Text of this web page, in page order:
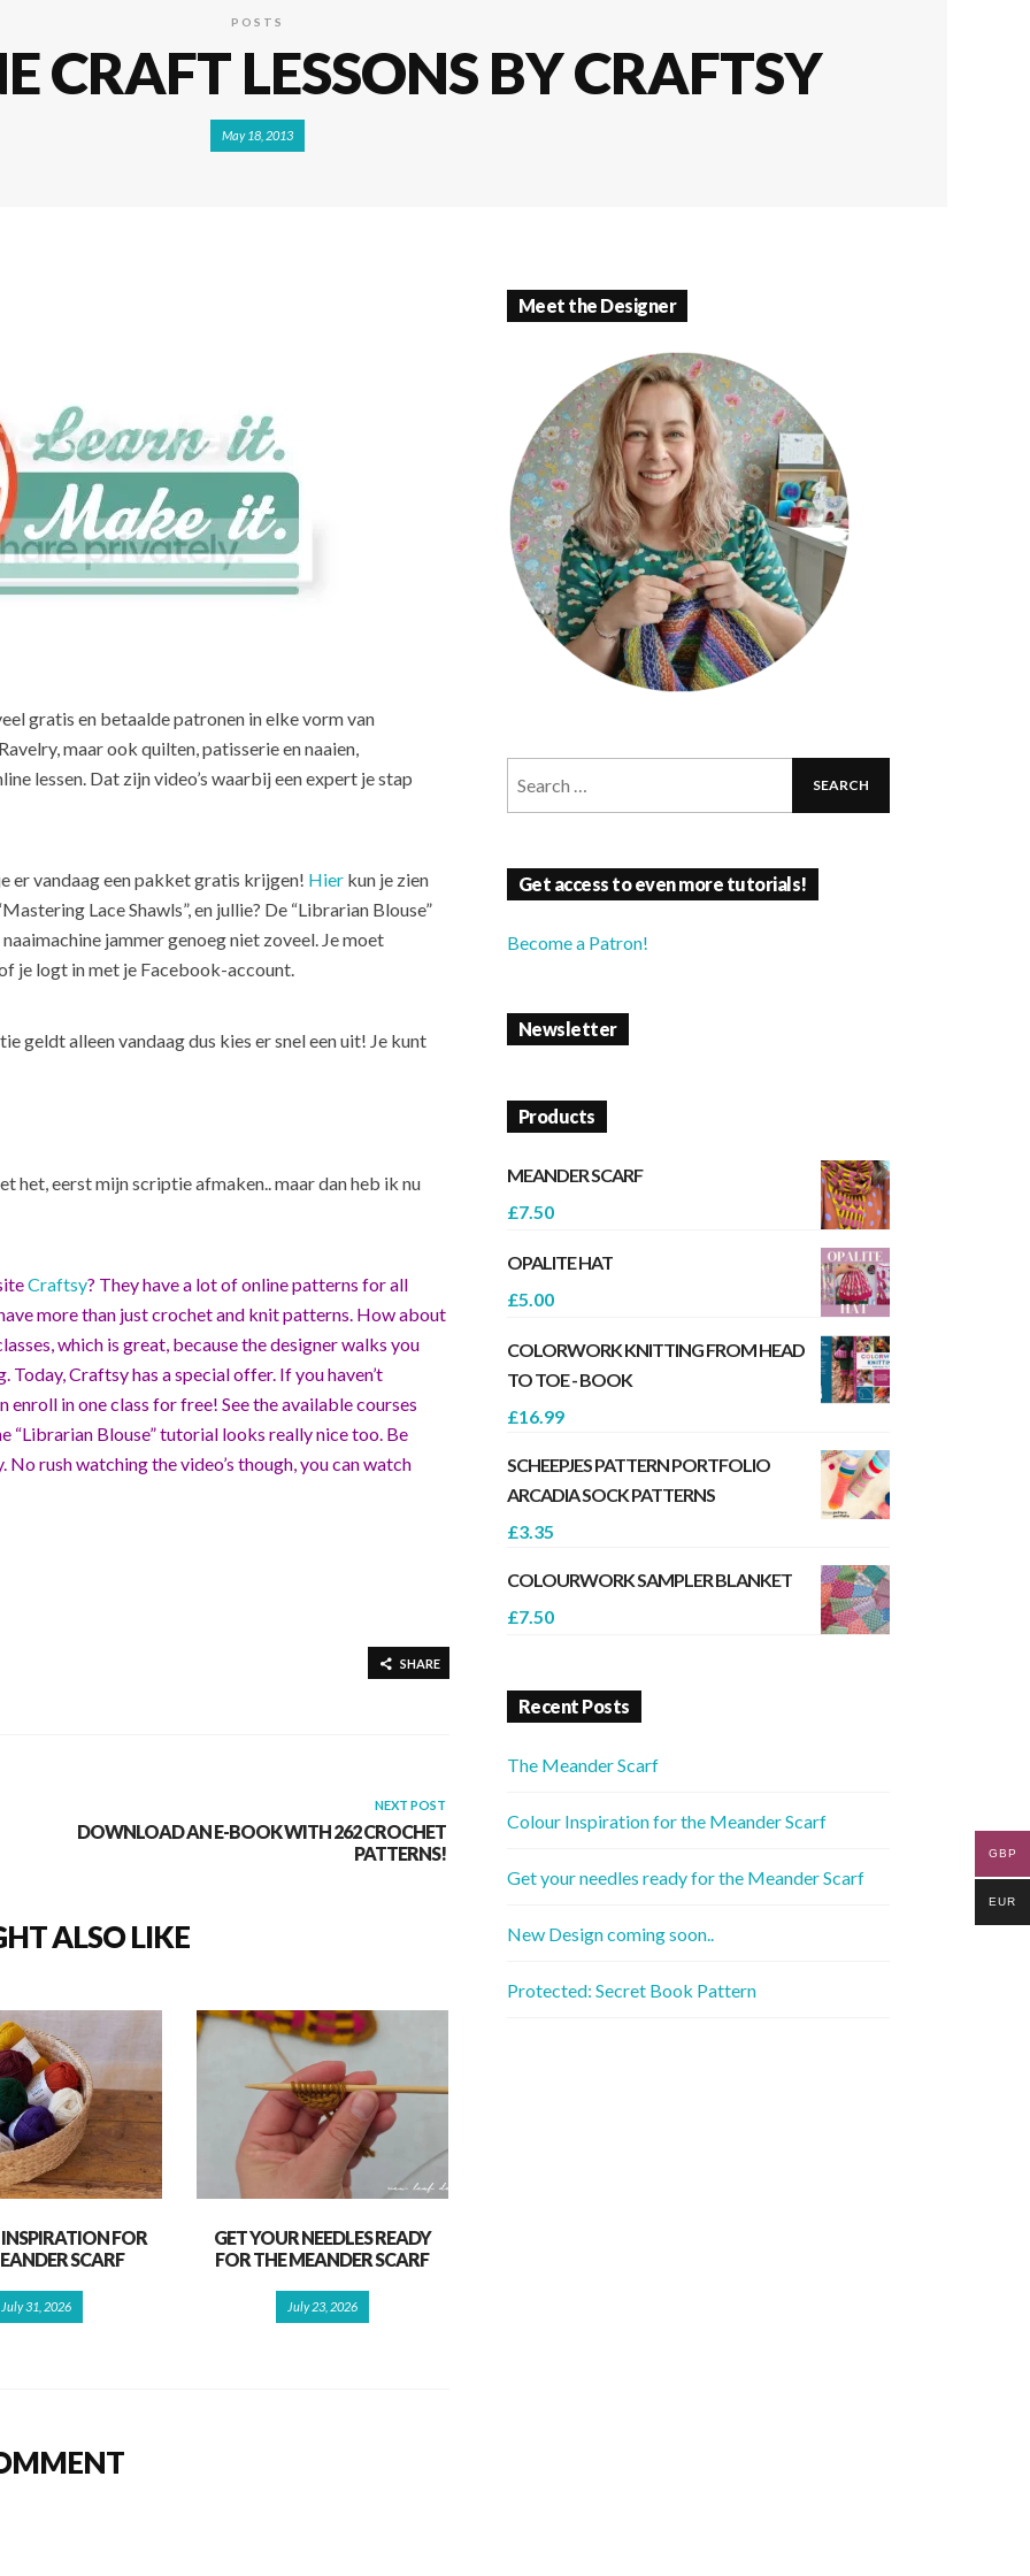
POSTS
CRAFT LESSONS BY CRAFTSY
May 18, 2013
gratis en betaalde patronen in elke vorm van
maar ook quilten, patisserie en naaien,
lessen. Dat zijn video’s waarbij een expert je stap
er vandaag een pakket gratis krijgen! Hier kun je zien
Lace Shawls”, en jullie? De “Librarian Blouse”
jammer genoeg niet zoveel. Je moet
je logt in met je Facebook-account.
geldt alleen vandaag dus kies er snel een uit! Je kunt
het, eerst mijn scriptie afmaken.. maar dan heb ik nu
Craftsy? They have a lot of online patterns for all
more than just crochet and knit patterns. How about
which is great, because the designer walks you
Craftsy has a special offer. If you haven’t
in one class for free! See the available courses
“Librarian Blouse” tutorial looks really nice too. Be
rush watching the video’s though, you can watch
SHARE
NEXT POST
DOWNLOAD AN E-BOOK WITH 262 CROCHET
PATTERNS!
ALSO LIKE
FOR
SCARF
July 31, 2026
GET YOUR NEEDLES READY
FOR THE MEANDER SCARF
July 23, 2026
Meet the Designer
Get access to even more tutorials!
Become a Patron!
Newsletter
Products
MEANDER SCARF
£7.50
OPALITE HAT
£5.00
COLORWORK KNITTING FROM HEAD
TO TOE - BOOK
£16.99
SCHEEPJES PATTERN PORTFOLIO
ARCADIA SOCK PATTERNS
£3.35
COLOURWORK SAMPLER BLANKET
£7.50
Recent Posts
The Meander Scarf
Colour Inspiration for the Meander Scarf
Get your needles ready for the Meander Scarf
New Design coming soon..
Protected: Secret Book Pattern
GBP
EUR